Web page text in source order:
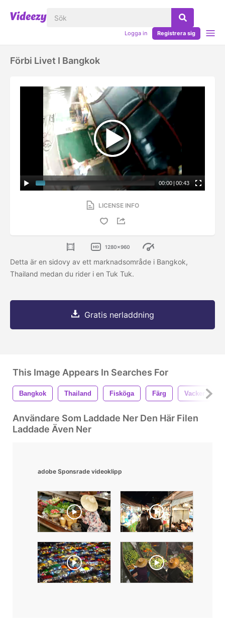
Logga in Registrera sig
Förbi Livet I Bangkok
00:00 | 00:43
LICENSE INFO
1280x960
Detta är en sidovy av ett marknadsområde i Bangkok,
Thailand medan du rider i en Tuk Tuk.
Gratis nerladdning
This Image Appears In Searches For
Bangkok Thailand Fisköga Färg Vacker
Användare Som Laddade Ner Den Här Filen
Laddade Även Ner
adobe Sponsrade videoklipp